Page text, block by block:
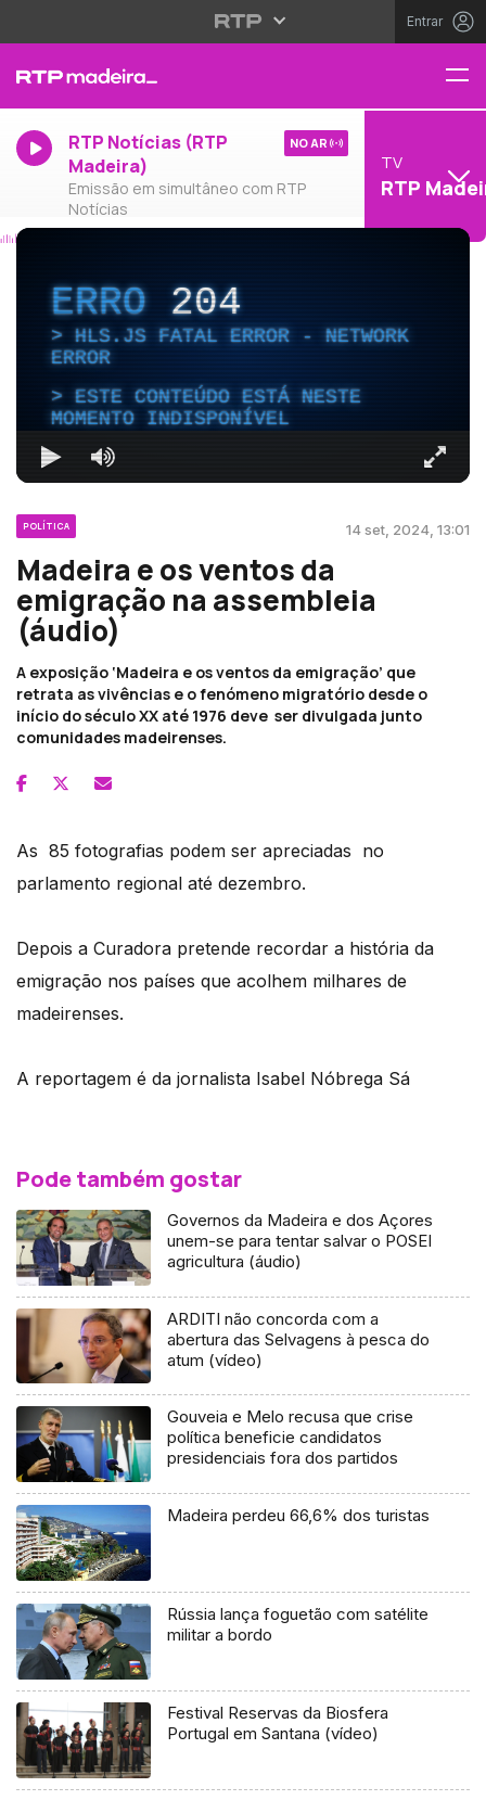
Entrar
RTP Notícias (RTP
Madeira)
Emissão em simultâneo com RTP
Notícias
NO AR
TV
RTP
ERRO204
HLS.JS FATAL ERROR - NETWORK
ERROR
ESTE CONTEÚDO ESTÁ NESTE
MOMENTO INDISPONÍVEL
POLÍTICA 14 set, 2024, 13:01
Madeira e os ventos da
emigração na assembleia
(áudio)
A exposição ‘Madeira e os ventos da emigração’ que
retrata as vivências e o fenómeno migratório desde o
início do século XX até 1976 deve ser divulgada junto
comunidades madeirenses.
As 85 fotografias podem ser apreciadas no
parlamento regional até dezembro.
Depois a Curadora pretende recordar a história da
emigração nos países que acolhem milhares de
madeirenses.
A reportagem é da jornalista Isabel Nóbrega Sá
Pode também gostar
Governos da Madeira e dos Açores
unem-se para tentar salvar o POSEI
agricultura (áudio)
ARDITI não concorda com a
abertura das Selvagens à pesca do
atum (vídeo)
Gouveia e Melo recusa que crise
política beneficie candidatos
presidenciais fora dos partidos
Madeira perdeu 66,6% dos turistas
Rússia lança foguetão com satélite
militar a bordo
Festival Reservas da Biosfera
Portugal em Santana (vídeo)